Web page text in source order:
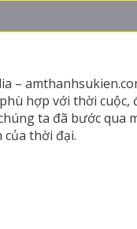
–
hợp với thời cuộc,
ta đã bước qua
thời đại.